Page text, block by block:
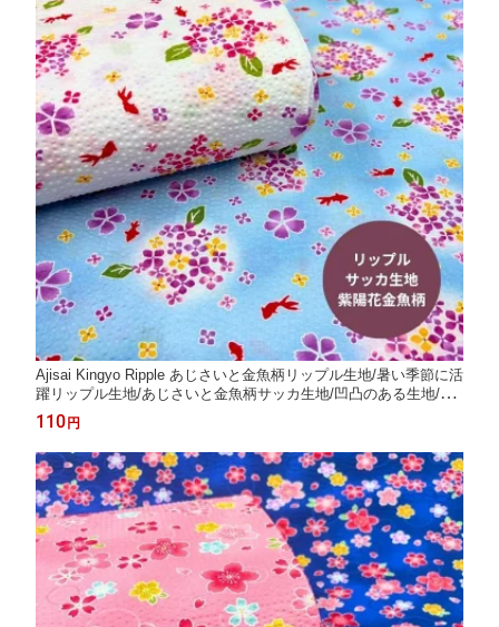
Ajisai Kingyo Ripple あじさいと金魚柄リップル生地/暑い季節に活
躍リップル生地/あじさいと金魚柄サッカ生地/凹凸のある生地/あ
じさい柄
110 円